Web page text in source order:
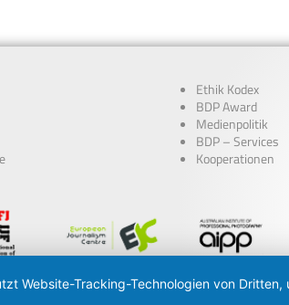
Ethik Kodex
BDP Award
Medienpolitik
BDP – Services
Kooperationen
Website-Tracking-Technologien von